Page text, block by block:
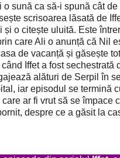
o sună ca să-i spună cât
scrisoarea lăsată de
și o citește uluită. Este
care Ali o anunță că Nil
de vacanță și găsește
când Iffet a fost sechestrată
alături de Serpil în
iar episodul se termină
ar fi vrut să se împace
despre ce a găsit la